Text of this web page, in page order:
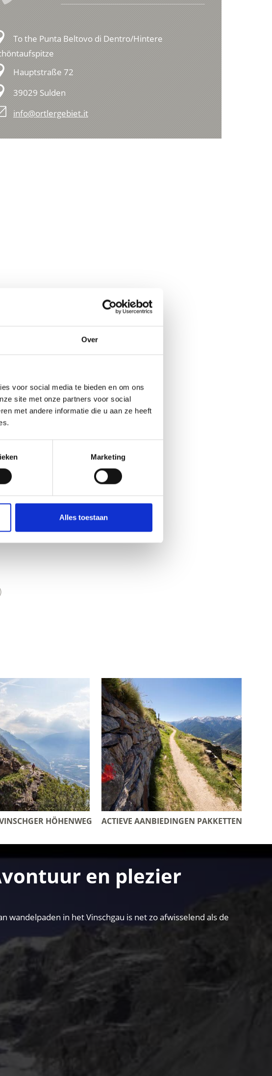
Over
voor social media te bieden en om ons
site met onze partners voor social
met andere informatie die u aan ze heeft
Marketing
Alles toestaan
To the Punta Beltovo di Dentro/Hintere
Hauptstraße 72
39029 Sulden
info@ortlergebiet.it
Ja No
HÖHENWEG ACTIEVE AANBIEDINGEN PAKKETTEN
en plezier
in het Vinschgau is net zo afwisselend als de